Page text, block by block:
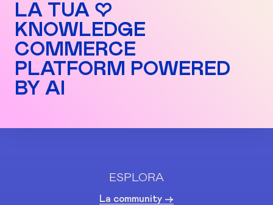
LA TUA ♡
KNOWLEDGE
COMMERCE
PLATFORM POWERED
BY AI
ESPLORA
La community ->